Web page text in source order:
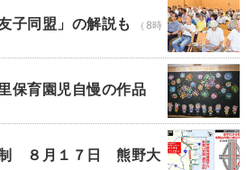
子同盟」の解説も
（8時
保育園児自慢の作品
制 ８月１７日 熊野大